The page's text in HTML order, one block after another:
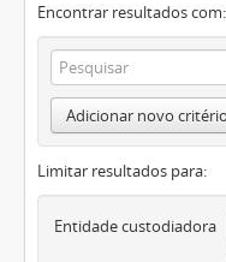
Encontrar resultados com:
Adicionar novo critério
Limitar resultados para:
Entidade custodiadora